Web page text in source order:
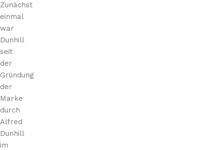
Zunächst
einmal
war
Dunhill
seit
der
Gründung
der
Marke
durch
Alfred
Dunhill
im